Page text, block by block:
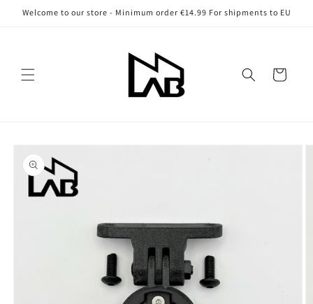
direttamente
Welcome to our store - Minimum order €14.99 For shipments to EU
Carrello
informazioni
sul prodotto